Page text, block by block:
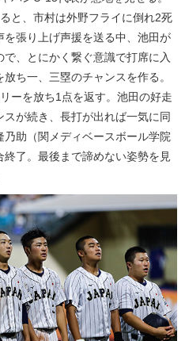
と、市村は外野フライに倒れ2死
張り上げ声援を送る中、池田が
で、とにかく繋ぐ意識で打席に入
ち一、三塁のチャンスを作る。
ーを放ち1点を返す。池田の好走
が続き、長打が出れば一気に同
助（関メディベースボール学院
了。最後まで諦めない姿勢を見